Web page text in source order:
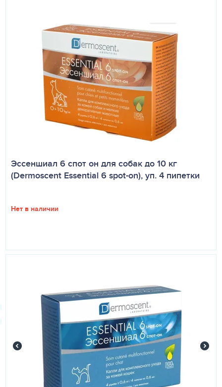
Эссеншиал 6 спот он для собак до 10 кг
(Dermoscent Essential 6 spot-on), уп. 4 пипетки
Нет в наличии